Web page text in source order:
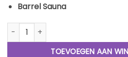
Barrel Sauna
Barrel Sauna Panorama 1800 aantal
TOEVOEGEN AAN